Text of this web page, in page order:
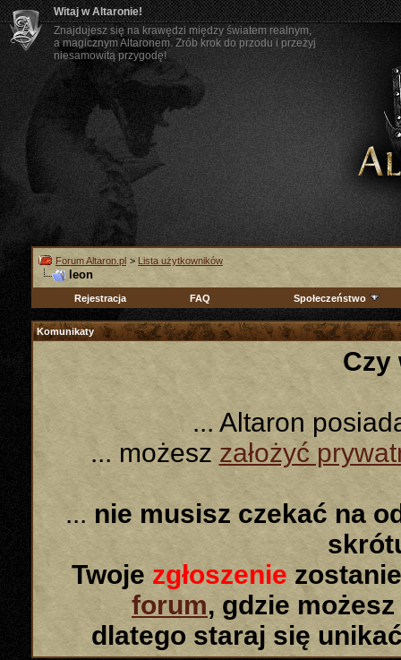
Witaj w Altaronie!
Znajdujesz się na krawędzi między światem realnym,
a magicznym Altaronem. Zrób krok do przodu i przeżyj
niesamowitą przygodę!
Forum Altaron.pl > Lista użytkowników
leon
Rejestracja FAQ Społeczeństwo
Komunikaty
Czy
... Altaron
... możeszzałożyć
... nie musisz czekać na
Twoje zgłoszenie
forum, gdzie
dlatego staraj się